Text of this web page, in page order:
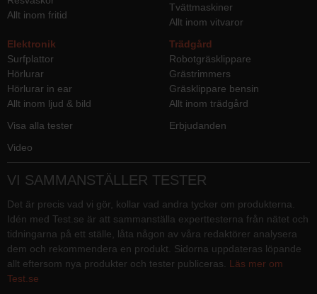
Allt inom fritid
Tvättmaskiner
Allt inom vitvaror
Elektronik
Surfplattor
Hörlurar
Hörlurar in ear
Allt inom ljud & bild
Trädgård
Robotgräsklippare
Grästrimmers
Gräsklippare bensin
Allt inom trädgård
Visa alla tester
Erbjudanden
Video
VI SAMMANSTÄLLER TESTER
Det är precis vad vi gör, kollar vad andra tycker om produkterna.
Idén med Test.se är att sammanställa experttesterna från nätet och
tidningarna på ett ställe, låta någon av våra redaktörer analysera
dem och rekommendera en produkt. Sidorna uppdateras löpande
allt eftersom nya produkter och tester publiceras. Läs mer om
Test.se